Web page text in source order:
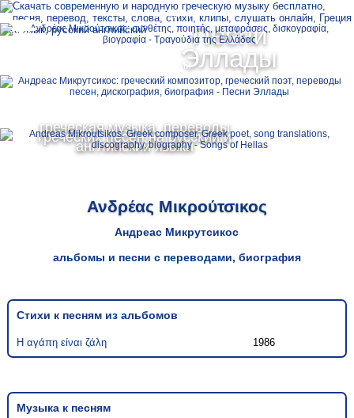
Песни
Эллады
греческая музыка, переводы
греческих песен на русский и
английский языки
Ελληνικά
Русский
MENU
Ανδρέας Μικρούτσικος
Андреас Микрутсикос
альбомы и песни с переводами, биография
Стихи к песням из альбомов
Η αγάπη είναι ζάλη 1986
Музыка к песням